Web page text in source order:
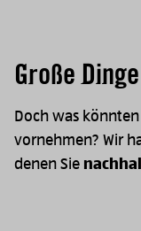
Große
Doch was
vornehmen? Wir
denen Sie